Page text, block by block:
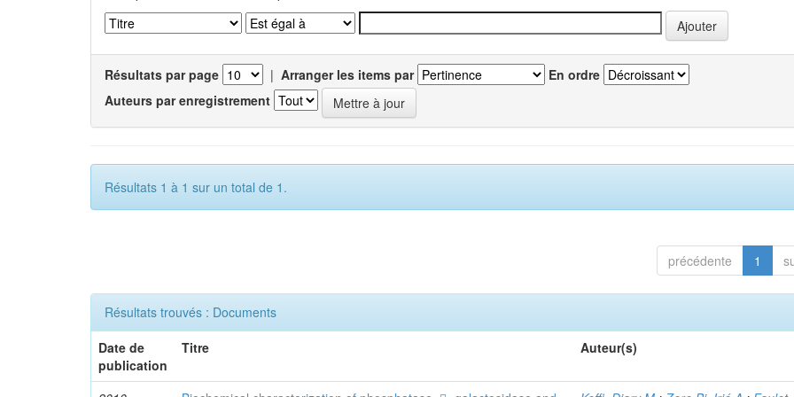
Résultats par page | Arranger les items par
En ordre
Auteurs par enregistrement
Résultats 1 à 1 sur un total de 1.
précédente 1
Résultats trouvés : Documents
Date de
publication
Titre Auteur(s)